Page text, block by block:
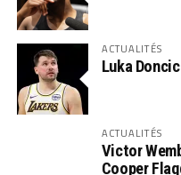
ACTUALITÉS
Luka
ACTUALITÉS
Victor
Cooper